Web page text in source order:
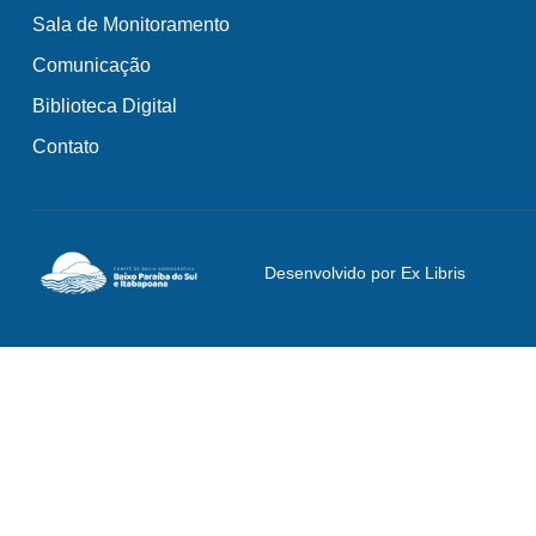
Sala de Monitoramento
Comunicação
Biblioteca Digital
Contato
Desenvolvido por Ex Libris